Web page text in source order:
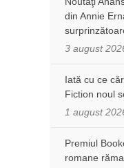
din Annie
3 august
Iată cu ce
Fiction noul
1 august
Premiul
romane